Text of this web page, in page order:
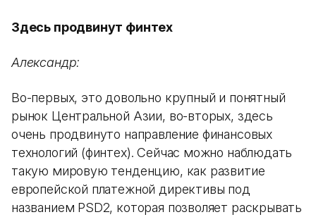
Здесь продвинут финтех
Александр:
Во-первых, это довольно крупный и понятный
рынок Центральной Азии, во-вторых, здесь
очень продвинуто направление финансовых
технологий (финтех). Сейчас можно наблюдать
такую мировую тенденцию, как развитие
европейской платежной директивы под
названием PSD2, которая позволяет раскрывать